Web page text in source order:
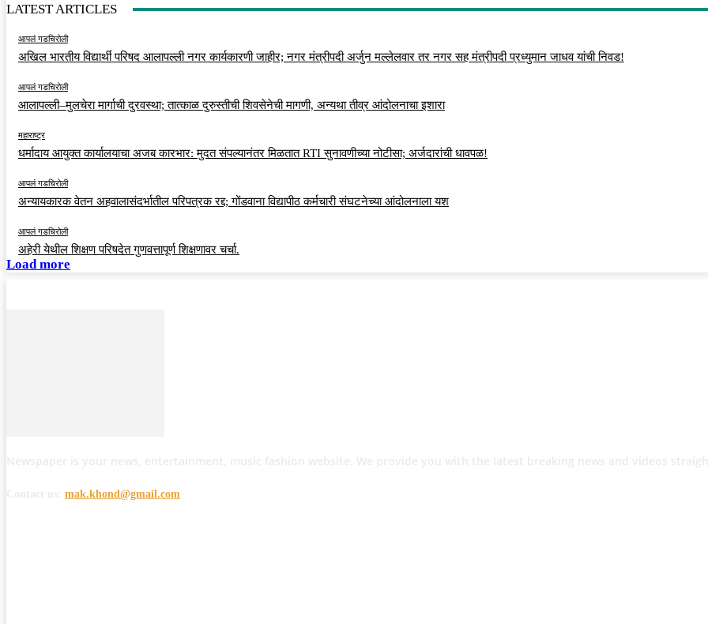
LATEST ARTICLES
आपलं गडचिरोली
अखिल भारतीय विद्यार्थी परिषद आलापल्ली नगर कार्यकारणी जाहीर; नगर मंत्रीपदी अर्जुन मल्लेलवार तर नगर सह मंत्रीपदी प्रध्युमान जाधव यांची निवड!
आपलं गडचिरोली
आलापल्ली–मुलचेरा मार्गाची दुरवस्था; तात्काळ दुरुस्तीची शिवसेनेची मागणी, अन्यथा तीव्र आंदोलनाचा इशारा
महाराष्ट्र
धर्मादाय आयुक्त कार्यालयाचा अजब कारभार: मुदत संपल्यानंतर मिळतात RTI सुनावणीच्या नोटीसा; अर्जदारांची धावपळ!
आपलं गडचिरोली
अन्यायकारक वेतन अहवालासंदर्भातील परिपत्रक रद्द; गोंडवाना विद्यापीठ कर्मचारी संघटनेच्या आंदोलनाला यश
आपलं गडचिरोली
अहेरी येथील शिक्षण परिषदेत गुणवत्तापूर्ण शिक्षणावर चर्चा.
Load more
mak.khond@gmail.com